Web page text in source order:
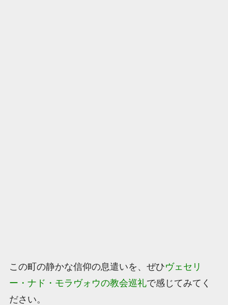
この町の静かな信仰の息遣いを、ぜひヴェセリ
ー・ナド・モラヴォウの教会巡礼で感じてみてく
ださい。